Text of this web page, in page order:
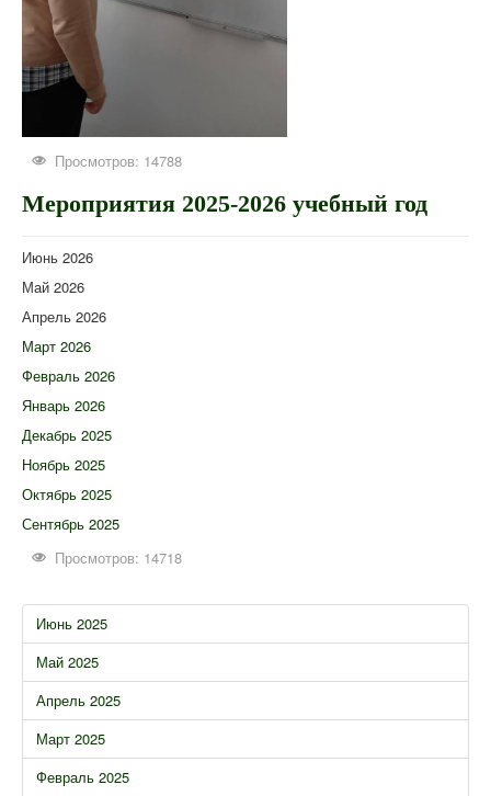
Просмотров: 14788
Мероприятия 2025-2026 учебный год
Июнь 2026
Май 2026
Апрель 2026
Март 2026
Февраль 2026
Январь 2026
Декабрь 2025
Ноябрь 2025
Октябрь 2025
Сентябрь 2025
Просмотров: 14718
Июнь 2025
Май 2025
Апрель 2025
Март 2025
Февраль 2025